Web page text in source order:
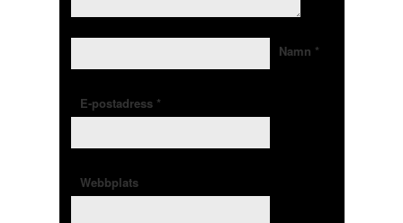
Namn *
E-postadress *
Webbplats